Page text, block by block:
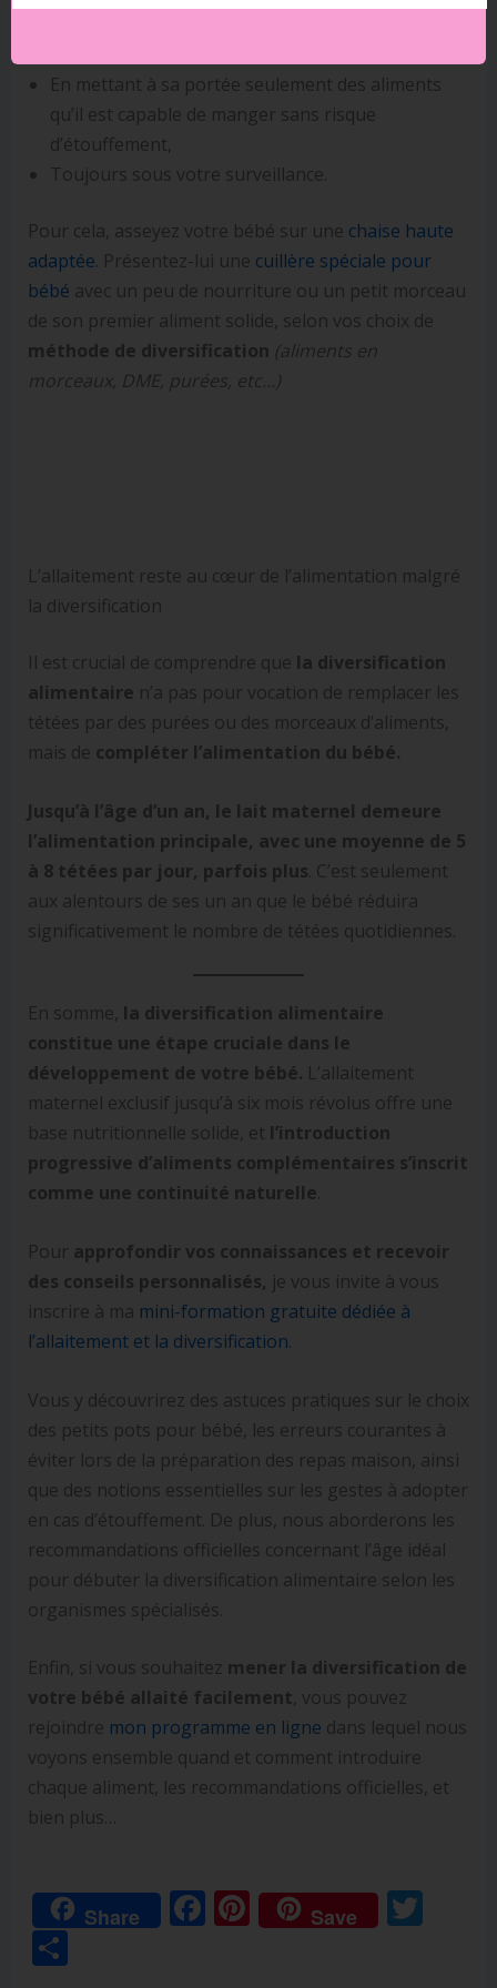
En mettant à sa portée seulement des aliments
qu’il est capable de manger sans risque
d’étouffement,
Toujours sous votre surveillance.
Pour cela, asseyez votre bébé sur une chaise haute
adaptée. Présentez-lui une cuillère spéciale pour
bébé avec un peu de nourriture ou un petit morceau
de son premier aliment solide, selon vos choix de
méthode de diversification (aliments en
morceaux, DME, purées, etc…)
L’allaitement reste au cœur de l’alimentation malgré
la diversification
Il est crucial de comprendre que la diversification
alimentaire n’a pas pour vocation de remplacer les
tétées par des purées ou des morceaux d’aliments,
mais de compléter l’alimentation du bébé.
Jusqu’à l’âge d’un an, le lait maternel demeure
l’alimentation principale, avec une moyenne de 5
à 8 tétées par jour, parfois plus. C’est seulement
aux alentours de ses un an que le bébé réduira
significativement le nombre de tétées quotidiennes.
En somme, la diversification alimentaire
constitue une étape cruciale dans le
développement de votre bébé. L’allaitement
maternel exclusif jusqu’à six mois révolus offre une
base nutritionnelle solide, et l’introduction
progressive d’aliments complémentaires s’inscrit
comme une continuité naturelle.
Pour approfondir vos connaissances et recevoir
des conseils personnalisés, je vous invite à vous
inscrire à ma mini-formation gratuite dédiée à
l’allaitement et la diversification.
Vous y découvrirez des astuces pratiques sur le choix
des petits pots pour bébé, les erreurs courantes à
éviter lors de la préparation des repas maison, ainsi
que des notions essentielles sur les gestes à adopter
en cas d’étouffement. De plus, nous aborderons les
recommandations officielles concernant l’âge idéal
pour débuter la diversification alimentaire selon les
organismes spécialisés.
Enfin, si vous souhaitez mener la diversification de
votre bébé allaité facilement , vous pouvez
rejoindre mon programme en ligne dans lequel nous
voyons ensemble quand et comment introduire
chaque aliment, les recommandations officielles, et
bien plus…
Share F Pi
nt
Save T
P